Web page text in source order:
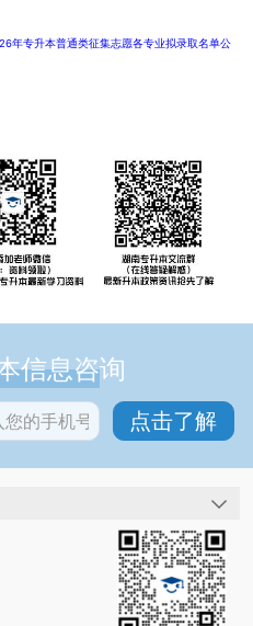
年专升本普通类征集志愿各专业拟录取名单公
信息咨询